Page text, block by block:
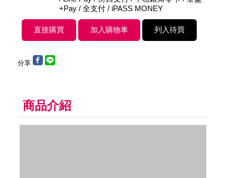
+Pay / 全支付 / iPASS MONEY
分享
商品介紹